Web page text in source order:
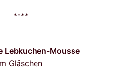
****
Lebkuchen-Mousse
Gläschen